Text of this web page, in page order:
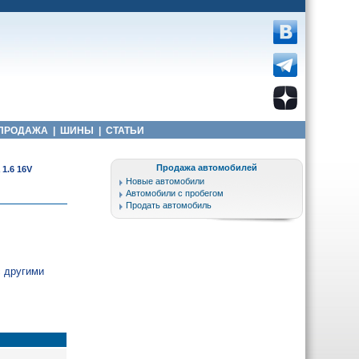
ШИНЫ СТАТЬИ
16V
другими
Продажа автомобилей
Новые автомобили
Автомобили с пробегом
Продать автомобиль